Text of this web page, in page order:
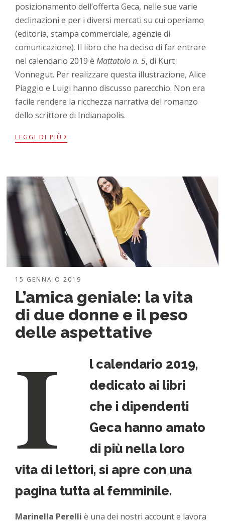
posizionamento dell’offerta Geca, nelle sue varie
declinazioni e per i diversi mercati su cui operiamo
(editoria, stampa commerciale, agenzie di
comunicazione). Il libro che ha deciso di far entrare
nel calendario 2019 èMattatoio n. 5, di Kurt
Vonnegut. Per realizzare questa illustrazione, Alice
Piaggio e Luigi hanno discusso parecchio. Non era
facile rendere la ricchezza narrativa del romanzo
dello scrittore di Indianapolis.
LEGGI DI PIÙ ›
15 GENNAIO 2019
L’amica geniale: la vita
di due donne e il peso
delle aspettative
I l calendario 2019,
dedicato ai libri
che i dipendenti
Geca hanno amato
di più nella loro
vita di lettori, si apre con una
pagina tutta al femminile.
Marinella Perelli è una dei nostri account e lavora